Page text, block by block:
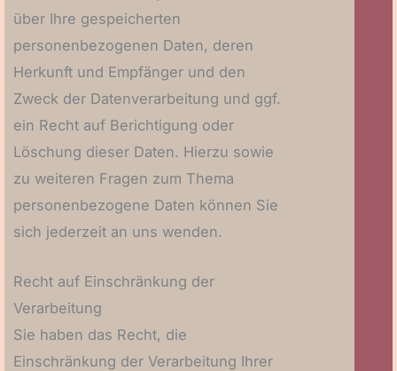
über Ihre gespeicherten
personenbezogenen Daten, deren
Herkunft und Empfänger und den
Zweck der Datenverarbeitung und ggf.
ein Recht auf Berichtigung oder
Löschung dieser Daten. Hierzu sowie
zu weiteren Fragen zum Thema
personenbezogene Daten können Sie
sich jederzeit an uns wenden.
Recht auf Einschränkung der
Verarbeitung
Sie haben das Recht, die
Einschränkung der Verarbeitung Ihrer